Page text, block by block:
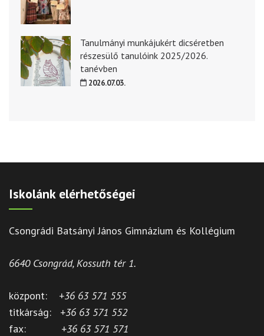
Tanulmányi munkájukért dicséretben
részesülő tanulóink 2025/2026.
tanévben
2026.07.03.
Iskolánk elérhetőségei
Csongrádi Batsányi János Gimnázium és Kollégium
6640 Csongrád, Kossuth tér 1.
központ: +36 63 571 555
titkárság: +36 63 571 552
fax: +36 63 571 571